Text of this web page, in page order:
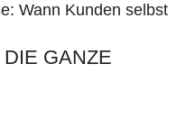
Wann Kunden selbst
GANZE